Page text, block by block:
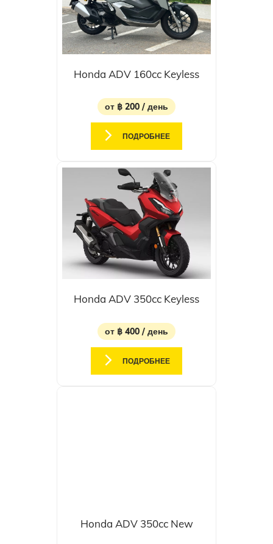
Honda ADV 160cc Keyless
от ฿ 200 / день
ПОДРОБНЕЕ
Honda ADV 350cc Keyless
от ฿ 400 / день
ПОДРОБНЕЕ
Honda ADV 350cc New